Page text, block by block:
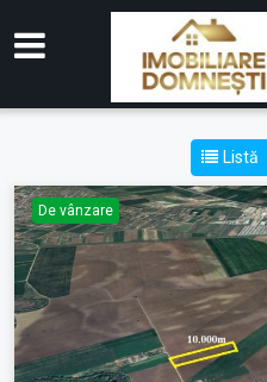
Acasă Properties
Properties
Listă
De vânzare